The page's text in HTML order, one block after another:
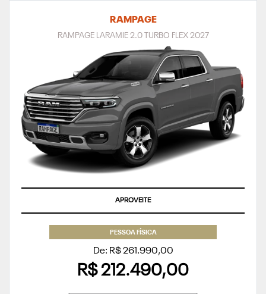
RAMPAGE
RAMPAGE LARAMIE 2.0 TURBO FLEX 2027
APROVEITE
PESSOA FÍSICA
De: R$ 261.990,00
R$ 212.490,00